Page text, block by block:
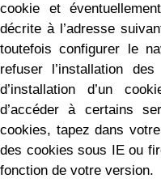
cookie et
décrite à l’adresse
toutefois configurer le
refuser l’installation
d’installation d’un
d’accéder à certains
cookies, tapez dans
des cookies sous IE ou
fonction de votre version.